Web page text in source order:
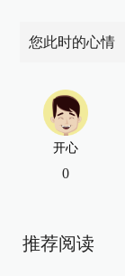
您此时的心情
开心
0
推荐阅读